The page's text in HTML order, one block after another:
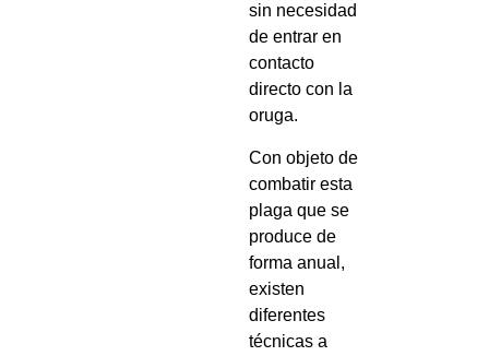
sin necesidad
de entrar en
contacto
directo con la
oruga.
Con objeto de
combatir esta
plaga que se
produce de
forma anual,
existen
diferentes
técnicas a